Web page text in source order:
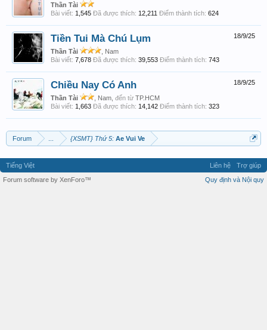
Thần Tài
Bài viết: 1,545 Đã được thích: 12,211 Điểm thành tích: 624
18/9/25
Tiền Tui Mà Chú Lụm
Thần Tài
, Nam
Bài viết: 7,678 Đã được thích: 39,553 Điểm thành tích: 743
18/9/25
Chiều Nay Có Anh
Thần Tài , Nam, đến từ TP.HCM
Bài viết: 1,663 Đã được thích: 14,142 Điểm thành tích: 323
Forum {XSMT} Thứ 5: Ae Vui Ve
Tiếng Việt Liên hệ
Trợ giúp
Quy định và Nội quy
Forum software by XenForo™